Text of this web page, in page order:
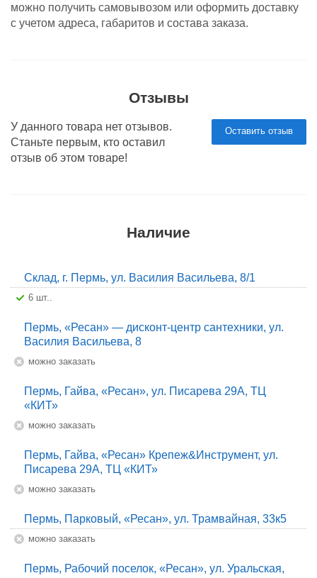
можно получить самовывозом или оформить доставку
с учетом адреса, габаритов и состава заказа.
Отзывы
Оставить отзыв
У данного товара нет отзывов.
Станьте первым, кто оставил
отзыв об этом товаре!
Наличие
Склад, г. Пермь, ул. Василия Васильева, 8/1
6 шт..
Пермь, «Ресан» — дисконт-центр сантехники, ул.
Василия Васильева, 8
Можно заказать
Пермь, Гайва, «Ресан», ул. Писарева 29А, ТЦ
«КИТ»
Можно заказать
Пермь, Гайва, «Ресан» Крепеж&Инструмент, ул.
Писарева 29А, ТЦ «КИТ»
Можно заказать
Пермь, Парковый, «Ресан», ул. Трамвайная, 33к5
Можно заказать
Пермь, Рабочий поселок, «Ресан», ул. Уральская,